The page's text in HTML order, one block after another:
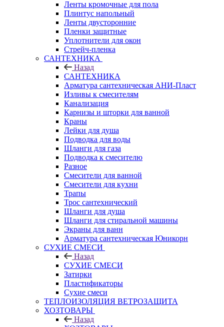
Ленты кромочные для пола
Плинтус напольный
Ленты двусторонние
Пленки защитные
Уплотнители для окон
Стрейч-пленка
САНТЕХНИКА
Назад
САНТЕХНИКА
Арматура сантехническая АНИ-Пласт
Изливы к смесителям
Канализация
Карнизы и шторки для ванной
Краны
Лейки для душа
Подводка для воды
Шланги для газа
Подводка к смесителю
Разное
Смесители для ванной
Смесители для кухни
Трапы
Трос сантехнический
Шланги для душа
Шланги для стиральной машины
Экраны для ванн
Арматура сантехническая Юникорн
СУХИЕ СМЕСИ
Назад
СУХИЕ СМЕСИ
Затирки
Пластификаторы
Сухие смеси
ТЕПЛОИЗОЛЯЦИЯ ВЕТРОЗАЩИТА
ХОЗТОВАРЫ
Назад